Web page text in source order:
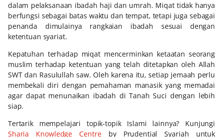
dalam pelaksanaan ibadah haji dan umrah. Miqat tidak hanya
berfungsi sebagai batas waktu dan tempat, tetapi juga sebagai
penanda dimulainya rangkaian ibadah sesuai dengan
ketentuan syariat.
Kepatuhan terhadap miqat mencerminkan ketaatan seorang
muslim terhadap ketentuan yang telah ditetapkan oleh Allah
SWT dan Rasulullah saw. Oleh karena itu, setiap jemaah perlu
membekali diri dengan pemahaman manasik yang memadai
agar dapat menunaikan ibadah di Tanah Suci dengan lebih
siap.
Tertarik mempelajari topik-topik Islami lainnya? Kunjungi
Sharia Knowledge Centreby Prudential Syariah untuk